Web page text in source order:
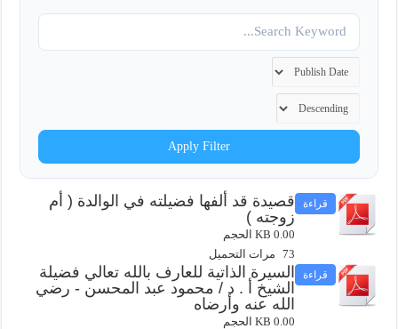
Apply Filter
قراءة
قصيدة قد ألفها فضيلته في الوالدة ( أم
زوجته )
0.00 KB الحجم
73 مرات التحميل
قراءة
السيرة الذاتية للعارف بالله تعالي فضيلة
الشيخ أ . د / محمود عبد المحسن - رضي
الله عنه وأرضاه
0.00 KB الحجم